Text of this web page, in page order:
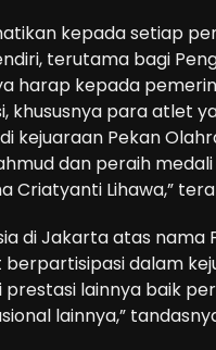
kepada setiap
terutama bagi
harap kepada
para atlet
kejuaraan Pekan
dan peraih
Criatyanti Lihawa,”
di Jakarta atas nama
berpartisipasi dalam
prestasi lainnya baik
lainnya,”